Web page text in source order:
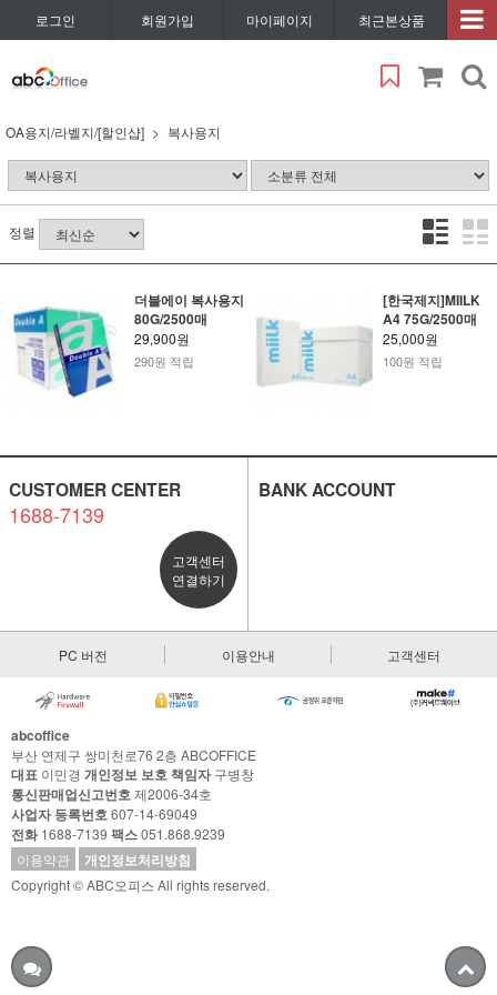
로그인 회원가입 마이페이지 최근본상품
OA용지/라벨지/[할인샵] 복사용지
정렬
더블에이 복사용지
80G/2500매
29,900원
290원 적립
[한국제지]MIILK
A4 75G/2500매
25,000원
100원 적립
CUSTOMER CENTER
1688-7139
고객센터
연결하기
BANK ACCOUNT
PC 버전 이용안내 고객센터
abcoffice
부산 연제구 쌍미천로76 2층 ABCOFFICE
대표 이민경 개인정보 보호 책임자구병창
통신판매업신고번호제2006-34호
사업자 등록번호607-14-69049
전화1688-7139 팩스051.868.9239
이용약관
개인정보처리방침
Copyright © ABC오피스 All rights reserved.